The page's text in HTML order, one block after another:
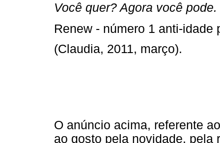
Você quer? Agora você pode.
Renew - número 1 anti-idade
(Claudia, 2011, março).
O anúncio acima, referente
ao gosto pela novidade, pela